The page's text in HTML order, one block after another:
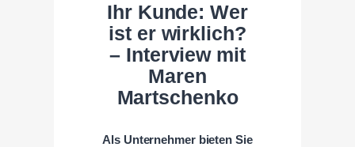
Ihr Kunde: Wer
ist er wirklich?
– Interview mit
Maren
Martschenko
Als Unternehmer bieten Sie